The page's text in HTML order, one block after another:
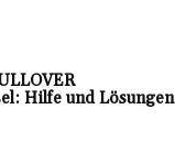
Hilfe und Lösungen